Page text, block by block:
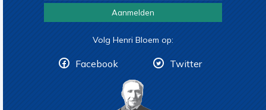
Aanmelden
Volg Henri Bloem op:
Facebook Twitter